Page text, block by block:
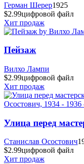
Герман Шерер1925
$2.99цифровой файл
Хит продаж
Пейзаж
Вилхо Лампи
$2.99цифровой файл
Хит продаж
Улица перед
Станислав Осостович
$2.99цифровой файл
Хит продаж